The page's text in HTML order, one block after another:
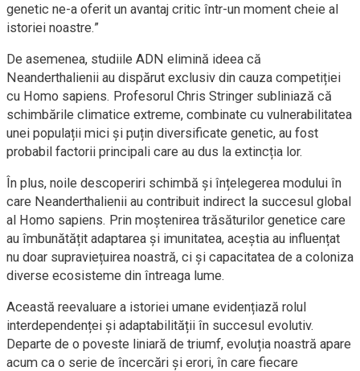
genetic ne-a oferit un avantaj critic într-un moment cheie al
istoriei noastre.”
De asemenea, studiile ADN elimină ideea că
Neanderthalienii au dispărut exclusiv din cauza competiției
cu Homo sapiens. Profesorul Chris Stringer subliniază că
schimbările climatice extreme, combinate cu vulnerabilitatea
unei populații mici și puțin diversificate genetic, au fost
probabil factorii principali care au dus la extincția lor.
În plus, noile descoperiri schimbă și înțelegerea modului în
care Neanderthalienii au contribuit indirect la succesul global
al Homo sapiens. Prin moștenirea trăsăturilor genetice care
au îmbunătățit adaptarea și imunitatea, aceștia au influențat
nu doar supraviețuirea noastră, ci și capacitatea de a coloniza
diverse ecosisteme din întreaga lume.
Această reevaluare a istoriei umane evidențiază rolul
interdependenței și adaptabilității în succesul evolutiv.
Departe de o poveste liniară de triumf, evoluția noastră apare
acum ca o serie de încercări și erori, în care fiecare